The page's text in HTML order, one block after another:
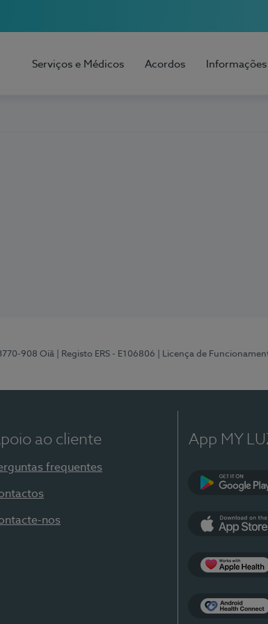
Serviços e Médicos Acordos
908 Oiã | Registo ERS - E106806 | Licença de
ao cliente
frequentes
nos
App MY